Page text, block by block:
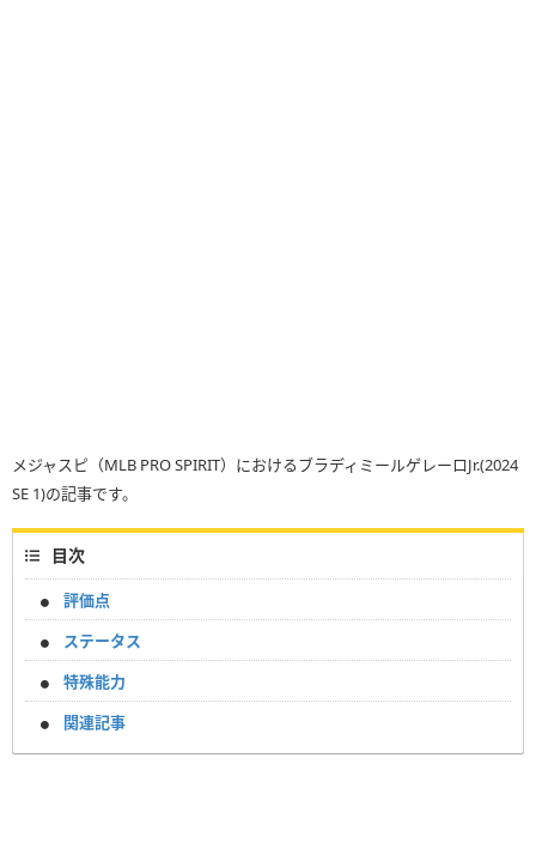
メジャスピ（MLB PRO SPIRIT）におけるブラディミールゲレーロJr.(2024
SE 1)の記事です。
目次
評価点
ステータス
特殊能力
関連記事